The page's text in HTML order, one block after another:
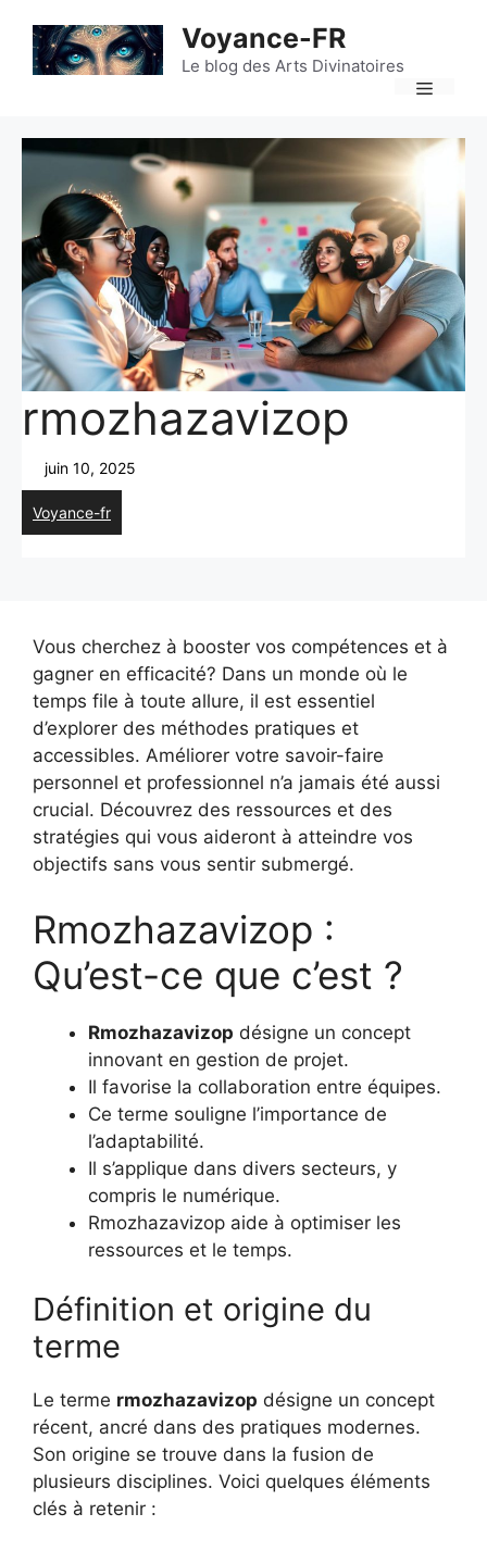
contenu
Voyance-FR
Le blog des Arts Divinatoires
rmozhazavizop
juin 10, 2025
Voyance-fr
Vous cherchez à booster vos compétences et à
gagner en efficacité? Dans un monde où le
temps file à toute allure, il est essentiel
d’explorer des méthodes pratiques et
accessibles. Améliorer votre savoir-faire
personnel et professionnel n’a jamais été aussi
crucial. Découvrez des ressources et des
stratégies qui vous aideront à atteindre vos
objectifs sans vous sentir submergé.
Rmozhazavizop :
Qu’est-ce que c’est ?
Rmozhazavizop désigne un concept
innovant en gestion de projet.
Il favorise la collaboration entre équipes.
Ce terme souligne l’importance de
l’adaptabilité.
Il s’applique dans divers secteurs, y
compris le numérique.
Rmozhazavizop aide à optimiser les
ressources et le temps.
Définition et origine du
terme
Le terme rmozhazavizop désigne un concept
récent, ancré dans des pratiques modernes.
Son origine se trouve dans la fusion de
plusieurs disciplines. Voici quelques éléments
clés à retenir :